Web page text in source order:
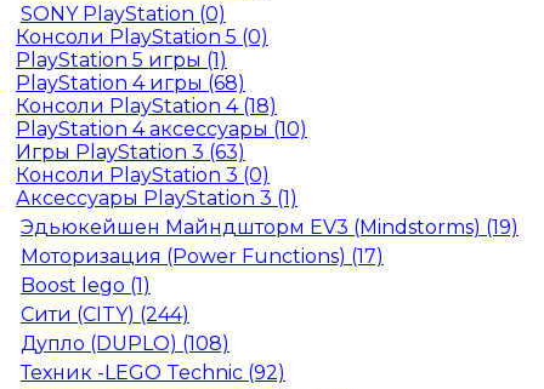
SONY PlayStation (0)
Консоли PlayStation 5 (0)
PlayStation 5 игры (1)
PlayStation 4 игры (68)
Консоли PlayStation 4 (18)
PlayStation 4 аксессуары (10)
Игры PlayStation 3 (63)
Консоли PlayStation 3 (0)
Аксессуары PlayStation 3 (1)
Эдьюкейшен Майндшторм EV3 (Mindstorms) (19)
Моторизация (Power Functions) (17)
Boost lego (1)
Сити (CITY) (244)
Дупло (DUPLO) (108)
Техник -LEGO Technic (92)